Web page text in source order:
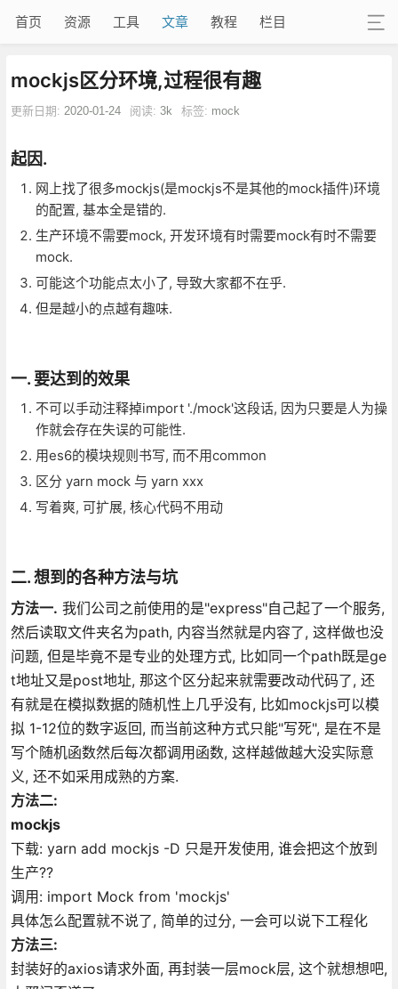
首页 资源 工具 文章 教程 栏目
mockjs区分环境,过程很有趣
更新日期: 2020-01-24 阅读: 3k 标签: mock
起因.
网上找了很多mockjs(是mockjs不是其他的mock插件)环境
的配置, 基本全是错的.
生产环境不需要mock, 开发环境有时需要mock有时不需要
mock.
可能这个功能点太小了, 导致大家都不在乎.
但是越小的点越有趣味.
一. 要达到的效果
不可以手动注释掉import './mock'这段话, 因为只要是人为操
作就会存在失误的可能性.
用es6的模块规则书写, 而不用common
区分 yarn mock 与 yarn xxx
写着爽, 可扩展, 核心代码不用动
二. 想到的各种方法与坑
方法一. 我们公司之前使用的是"express"自己起了一个服务,
然后读取文件夹名为path, 内容当然就是内容了, 这样做也没
问题, 但是毕竟不是专业的处理方式, 比如同一个path既是ge
t地址又是post地址, 那这个区分起来就需要改动代码了, 还
有就是在模拟数据的随机性上几乎没有, 比如mockjs可以模
拟 1-12位的数字返回, 而当前这种方式只能"写死", 是在不是
写个随机函数然后每次都调用函数, 这样越做越大没实际意
义, 还不如采用成熟的方案.
方法二:
mockjs
下载: yarn add mockjs -D 只是开发使用, 谁会把这个放到
生产??
调用: import Mock from 'mockjs'
具体怎么配置就不说了, 简单的过分, 一会可以说下工程化
方法三:
封装好的axios请求外面, 再封装一层mock层, 这个就想想吧,